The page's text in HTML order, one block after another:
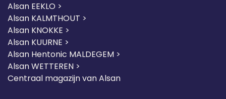
Alsan EEKLO >
Alsan KALMTHOUT >
Alsan KNOKKE >
Alsan KUURNE >
Alsan Hentonic MALDEGEM >
Alsan WETTEREN >
Centraal magazijn van Alsan